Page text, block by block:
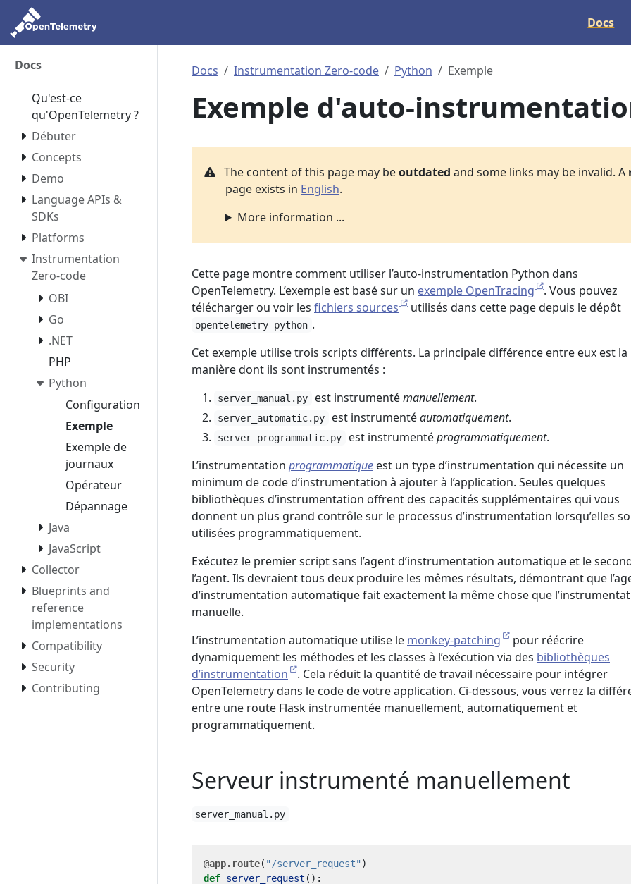
Docs
Docs
Qu'est-ce
qu'OpenTelemetry ?
Débuter
Concepts
Demo
Language APIs &
SDKs
Platforms
Instrumentation
Zero-code
OBI
Go
.NET
PHP
Python
Configuration
Exemple
Exemple de
journaux
Opérateur
Dépannage
Java
JavaScript
Collector
Blueprints and
reference
implementations
Compatibility
Security
Contributing
Docs Instrumentation Zero-code Python Exemple
Exemple d'auto-
The content of this page may beoutdated and some links may be invalid. A
page exists in English.
More information ...
Cette page montre comment utiliser l’auto-instrumentation Python dans
OpenTelemetry. L’exemple est basé sur un exemple OpenTracing
. Vous pouvez
télécharger ou voir les fichiers sources utilisés dans cette page depuis le dépôt
opentelemetry-python .
Cet exemple utilise trois scripts différents. La principale différence entre eux est la
manière dont ils sont instrumentés :
server_manual.py est instrumentémanuellement.
server_automatic.py est instrumentéautomatiquement.
server_programmatic.py est instrumentéprogrammatiquement.
L’instrumentation programmatique est un type d’instrumentation qui nécessite un
minimum de code d’instrumentation à ajouter à l’application. Seules quelques
bibliothèques d’instrumentation offrent des capacités supplémentaires qui vous
donnent un plus grand contrôle sur le processus d’instrumentation lorsqu’elles
utilisées programmatiquement.
Exécutez le premier script sans l’agent d’instrumentation automatique et le
l’agent. Ils devraient tous deux produire les mêmes résultats, démontrant que
d’instrumentation automatique fait exactement la même chose que
manuelle.
L’instrumentation automatique utilise le monkey-patching
pour réécrire
dynamiquement les méthodes et les classes à l’exécution via des bibliothèques
d’instrumentation
. Cela réduit la quantité de travail nécessaire pour intégrer
OpenTelemetry dans le code de votre application. Ci-dessous, vous verrez la
entre une route Flask instrumentée manuellement, automatiquement et
programmatiquement.
Serveur instrumenté manuellement
server_manual.py
@app.route( "/server_request" )
def server_request ():